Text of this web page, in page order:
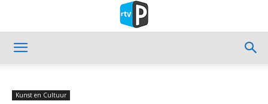
Kunst en Cultuur